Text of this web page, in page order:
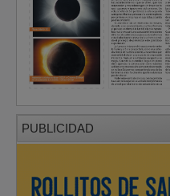
PUBLICIDAD